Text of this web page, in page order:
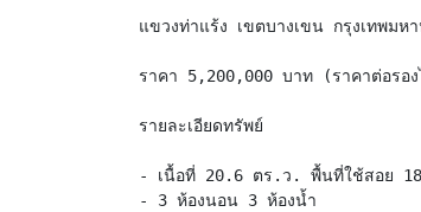
แขวงท่าแร้ง เขตบางเขน กรุงเทพมห
ราคา 5,200,000 บาท (ราคาต่อรอง
รายละเอียดทรัพย์
- เนื้อที่ 20.6 ตร.ว. พื้นที่ใช้สอย
- 3 ห้องนอน 3 ห้องน้ำ